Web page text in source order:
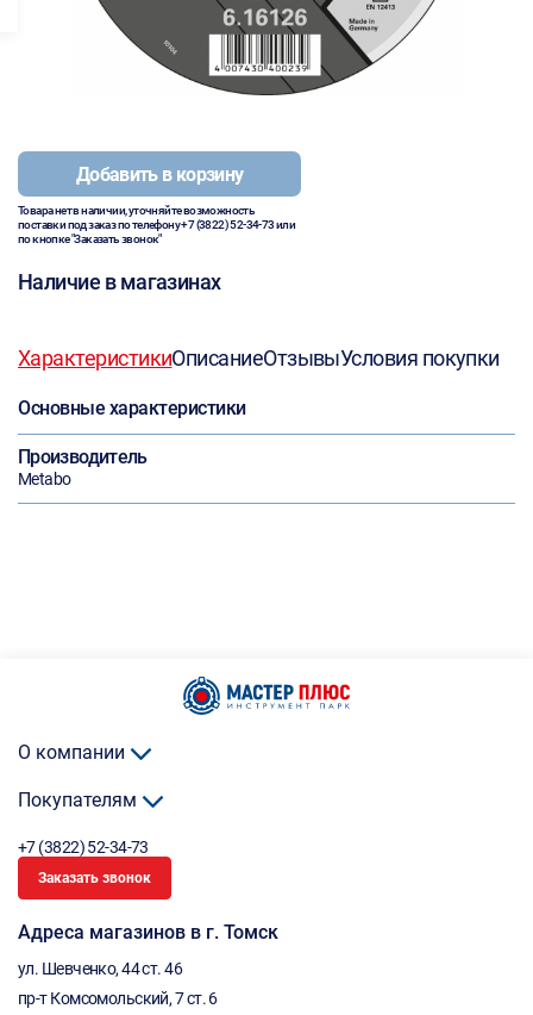
Добавить в корзину
Товара нет в наличии, уточняйте возможность
поставки под заказ по телефону+7 (3822) 52-34-73или
по кнопке "Заказать звонок"
Наличие в магазинах
ХарактеристикиОписаниеОтзывыУсловия покупки
Основные характеристики
Производитель
Metabo
О компании
Покупателям
+7 (3822) 52-34-73
Заказать звонок
Адреса магазинов в г. Томск
ул. Шевченко, 44 ст. 46
пр-т Комсомольский, 7 ст. 6